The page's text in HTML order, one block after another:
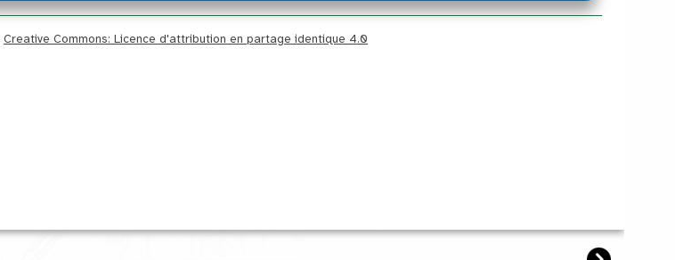
Creative Commons: Licence d'attribution en partage identique 4.0